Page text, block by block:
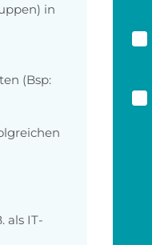
in
(Bsp:
als IT-